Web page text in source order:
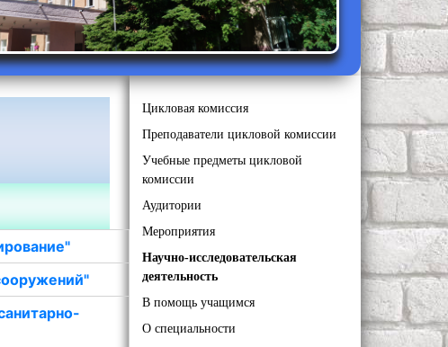
Цикловая комиссия
Преподаватели цикловой комиссии
Учебные предметы цикловой
комиссии
Аудитории
Мероприятия
Научно-исследовательская
деятельность
В помощь учащимся
О специальности